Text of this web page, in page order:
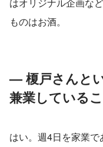
はオリジナル企画な
ものはお酒。
— 榎戸さんと
兼業している
はい。週4日を家業